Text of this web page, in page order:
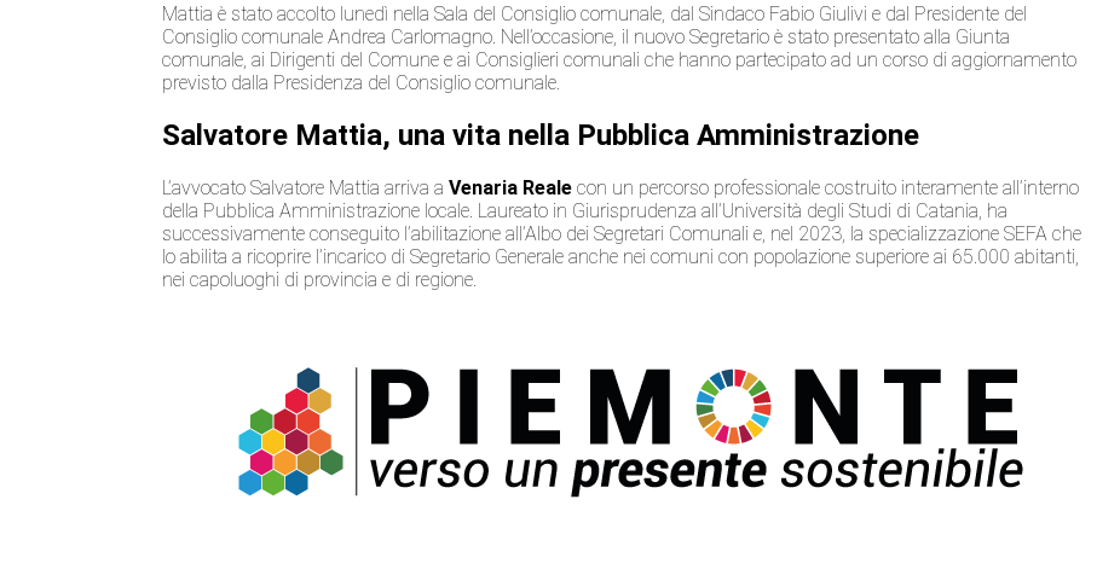
Mattia è stato accolto lunedì nella Sala del Consiglio comunale, dal Sindaco Fabio Giulivi e dal Presidente del
Consiglio comunale Andrea Carlomagno. Nell’occasione, il nuovo Segretario è stato presentato alla Giunta
comunale, ai Dirigenti del Comune e ai Consiglieri comunali che hanno partecipato ad un corso di aggiornamento
previsto dalla Presidenza del Consiglio comunale.
Salvatore Mattia, una vita nella Pubblica Amministrazione
L’avvocato Salvatore Mattia arriva aVenaria Reale con un percorso professionale costruito interamente all’interno
della Pubblica Amministrazione locale. Laureato in Giurisprudenza all’Università degli Studi di Catania, ha
successivamente conseguito l’abilitazione all’Albo dei Segretari Comunali e, nel 2023, la specializzazione SEFA che
lo abilita a ricoprire l’incarico di Segretario Generale anche nei comuni con popolazione superiore ai 65.000 abitanti,
nei capoluoghi di provincia e di regione.